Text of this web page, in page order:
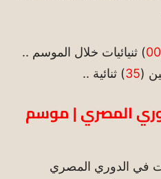
00) ثنيائيات خلال الموسم ..
(
35) ثنائية ..
المصري | موسم
في الدوري المصري